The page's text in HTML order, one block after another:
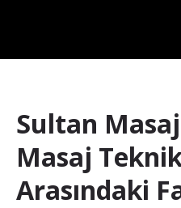
Sultan
Masaj
Arasındaki